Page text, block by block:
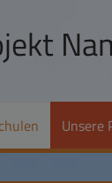
Unsere